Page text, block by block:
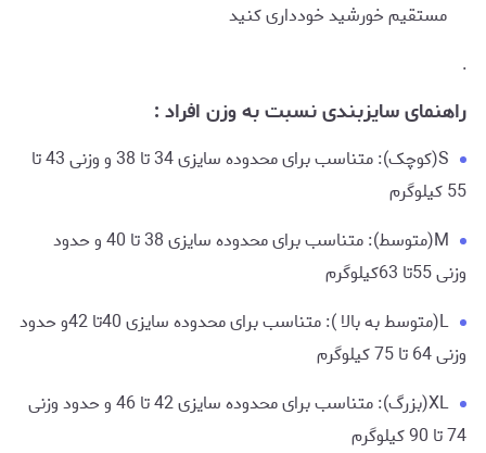
مستقیم خورشید خودداری کنید
.
راهنمای سایزبندی نسبت به وزن افراد :
S(کوچک): متناسب برای محدوده سایزی 34 تا 38 و وزنی 43 تا
55 کیلوگرم
M(متوسط): متناسب برای محدوده سایزی 38 تا 40 و حدود
وزنی 55تا 63کیلوگرم
L(متوسط به بالا ): متناسب برای محدوده سایزی 40تا 42و حدود
وزنی 64 تا 75 کیلوگرم
XL(بزرگ): متناسب برای محدوده سایزی 42 تا 46 و حدود وزنی
74 تا 90 کیلوگرم